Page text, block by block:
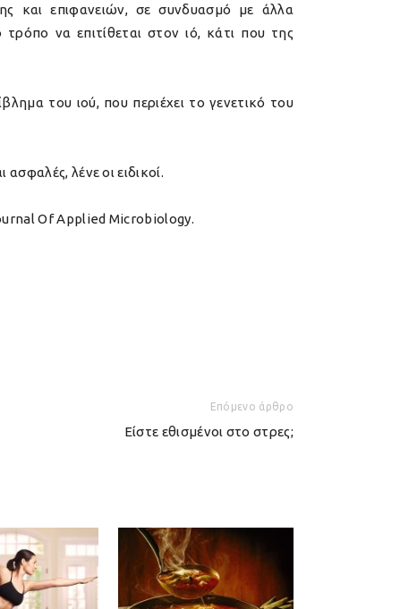
και επιφανειών, σε συνδυασμό με άλλα
να επιτίθεται στον ιό, κάτι που της
του ιού, που περιέχει το γενετικό του
λένε οι ειδικοί.
Of Applied Microbiology.
Επόμενο άρθρο
Είστε εθισμένοι στο στρες;